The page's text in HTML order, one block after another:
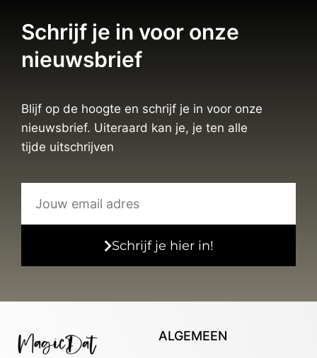
Schrijf je in voor onze
nieuwsbrief
Blijf op de hoogte en schrijf je in voor onze
nieuwsbrief. Uiteraard kan je, je ten alle
tijde uitschrijven
Schrijf je hier in!
ALGEMEEN